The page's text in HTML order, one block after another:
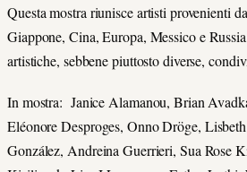
Questa mostra riunisce artisti provenienti
Giappone, Cina, Europa, Messico e
artistiche, sebbene piuttosto diverse,
In mostra: Janice Alamanou, Brian
Eléonore Desproges, Onno Dröge,
González, Andreina Guerrieri, Sua Rose